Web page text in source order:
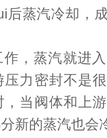
后蒸汽冷却，
作，蒸汽就进
压力密封不是
当阀体和上
新的蒸汽也会